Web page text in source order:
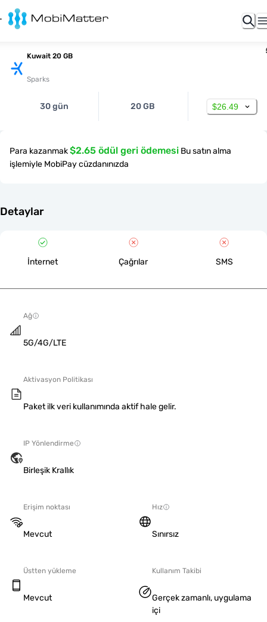
Kuwait 20 GB
Sparks
30 gün 20 GB $26.49
Para kazanmak$2.65 ödül geri ödemesi Bu satın alma
işlemiyle MobiPay cüzdanınızda
Detaylar
İnternet Çağrılar SMS
Ağ
5G/4G/LTE
Aktivasyon Politikası
Paket ilk veri kullanımında aktif hale gelir.
IP Yönlendirme
Birleşik Krallık
Erişim noktası
Mevcut
Hız
Sınırsız
Üstten yükleme
Mevcut
Kullanım Takibi
Gerçek zamanlı, uygulama
içi